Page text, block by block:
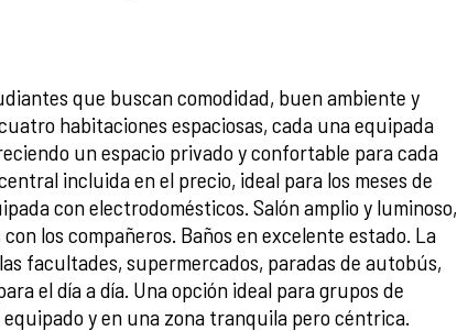
que buscan comodidad, buen ambiente y
habitaciones espaciosas, cada una equipada
un espacio privado y confortable para cada
incluida en el precio, ideal para los meses de
con electrodomésticos. Salón amplio y luminoso,
los compañeros. Baños en excelente estado. La
facultades, supermercados, paradas de autobús,
el día a día. Una opción ideal para grupos de
y en una zona tranquila pero céntrica.